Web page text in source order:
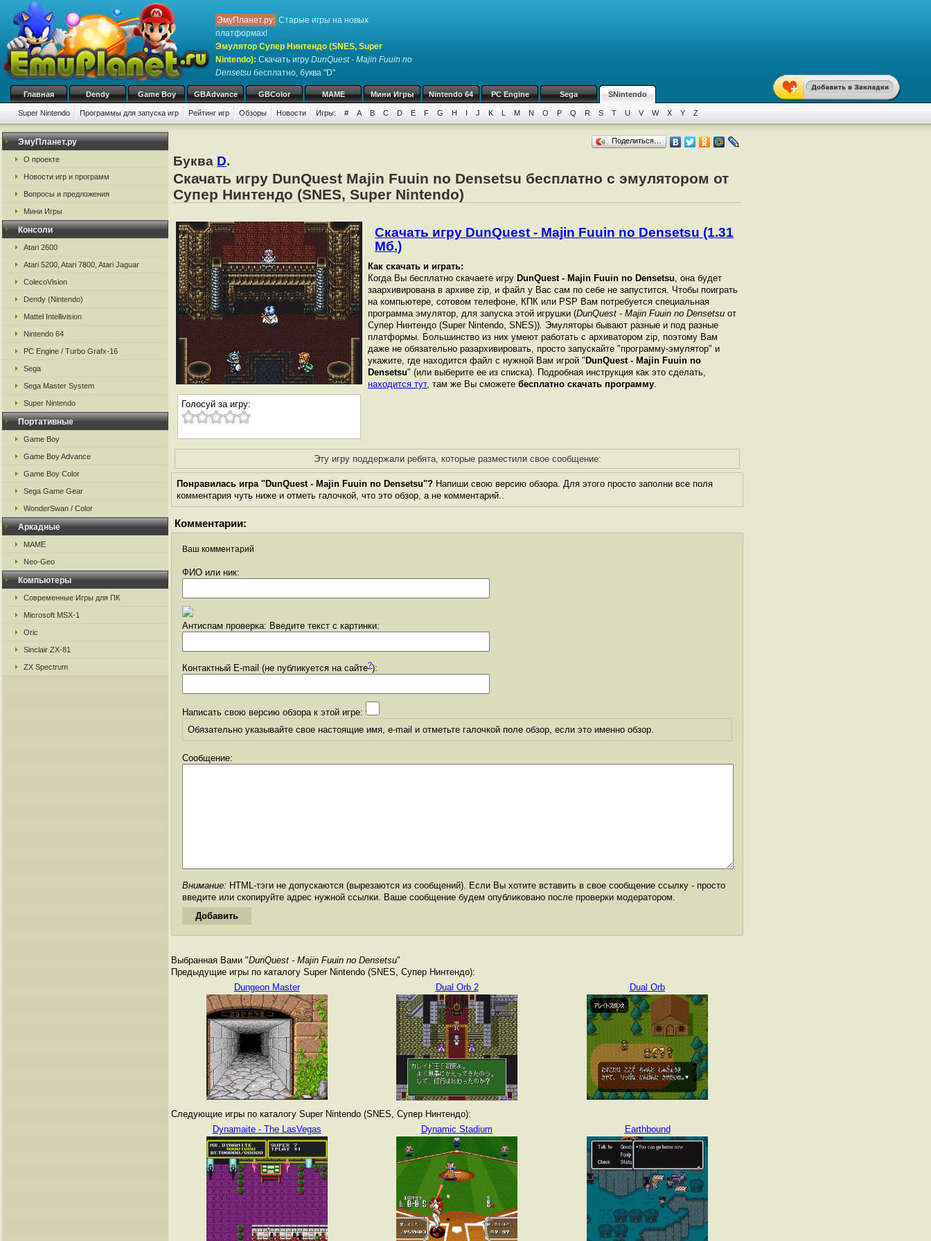
ЭмуПланет.ру: Старые игры на новых
платформах!
Эмулятор Супер Нинтендо (SNES, Super
Nintendo): Скачать игру DunQuest - Majin Fuuin no
Densetsu бесплатно, буква "D"
Главная Dendy Game Boy GBAdvance GBColor MAME Мини Игры Nintendo 64 PC Engine Sega SNintendo
Super Nintendo Программы для запуска игр Рейтинг игр Обзоры Новости Игры: # A B C D E F G H I J K L M N O P Q R S T U V W X Y Z
ЭмуПланет.ру
О проекте
Новости игр и программ
Вопросы и предложения
Мини Игры
Консоли
Atari 2600
Atari 5200, Atari 7800, Atari Jaguar
ColecoVision
Dendy (Nintendo)
Mattel Intellivision
Nintendo 64
PC Engine / Turbo Grafx-16
Sega
Sega Master System
Super Nintendo
Портативные
Game Boy
Game Boy Advance
Game Boy Color
Sega Game Gear
WonderSwan / Color
Аркадные
MAME
Neo-Geo
Компьютеры
Современные Игры для ПК
Microsoft MSX-1
Oric
Sinclair ZX-81
ZX Spectrum
Поделиться…
Буква D.
Скачать игру DunQuest Majin Fuuin no Densetsu бесплатно с эмулятором от
Супер Нинтендо (SNES, Super Nintendo)
Голосуй за игру:
Скачать игру DunQuest - Majin Fuuin no Densetsu (1.31
Мб.)
Как скачать и играть:
Когда Вы бесплатно скачаете игру DunQuest - Majin Fuuin no Densetsu, она будет
заархивирована в архиве zip, и файл у Вас сам по себе не запустится. Чтобы поиграть
на компьютере, сотовом телефоне, КПК или PSP Вам потребуется специальная
программа эмулятор, для запуска этой игрушки (DunQuest - Majin Fuuin no Densetsu от
Супер Нинтендо (Super Nintendo, SNES)). Эмуляторы бывают разные и под разные
платформы. Большинство из них умеют работать с архиватором zip, поэтому Вам
даже не обязательно разархивировать, просто запускайте "программу-эмулятор" и
укажите, где находится файл с нужной Вам игрой " DunQuest - Majin Fuuin no
Densetsu" (или выберите ее из списка). Подробная инструкция как это сделать,
находится тут, там же Вы сможете бесплатно скачать программу.
Эту игру поддержали ребята, которые разместили свое сообщение:
Понравилась игра "DunQuest - Majin Fuuin no Densetsu"? Напиши свою версию обзора. Для этого просто заполни все поля
комментария чуть ниже и отметь галочкой, что это обзор, а не комментарий..
Комментарии:
Ваш комментарий
ФИО или ник:
Антиспам проверка: Введите текст с картинки:
Контактный E-mail (не публикуется на сайте?):
Написать свою версию обзора к этой игре:
Обязательно указывайте свое настоящие имя, e-mail и отметьте галочкой поле обзор, если это именно обзор.
Сообщение:
Внимание: HTML-тэги не допускаются (вырезаются из сообщений). Если Вы хотите вставить в свое сообщение ссылку - просто
введите или скопируйте адрес нужной ссылки. Ваше сообщение будем опубликовано после проверки модератором.
Выбранная Вами "DunQuest - Majin Fuuin no Densetsu"
Предыдущие игры по каталогу Super Nintendo (SNES, Супер Нинтендо):
Dungeon Master
Dual Orb 2 Dual Orb
Следующие игры по каталогу Super Nintendo (SNES, Супер Нинтендо):
Dynamaite - The LasVegas
Dynamic Stadium Earthbound